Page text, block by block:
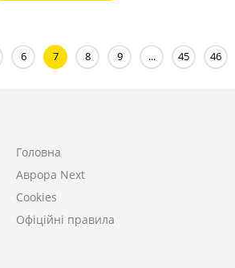
6 7 8 9 ... 45 46
Головна
Аврора Next
Cookies
Офіційні правила